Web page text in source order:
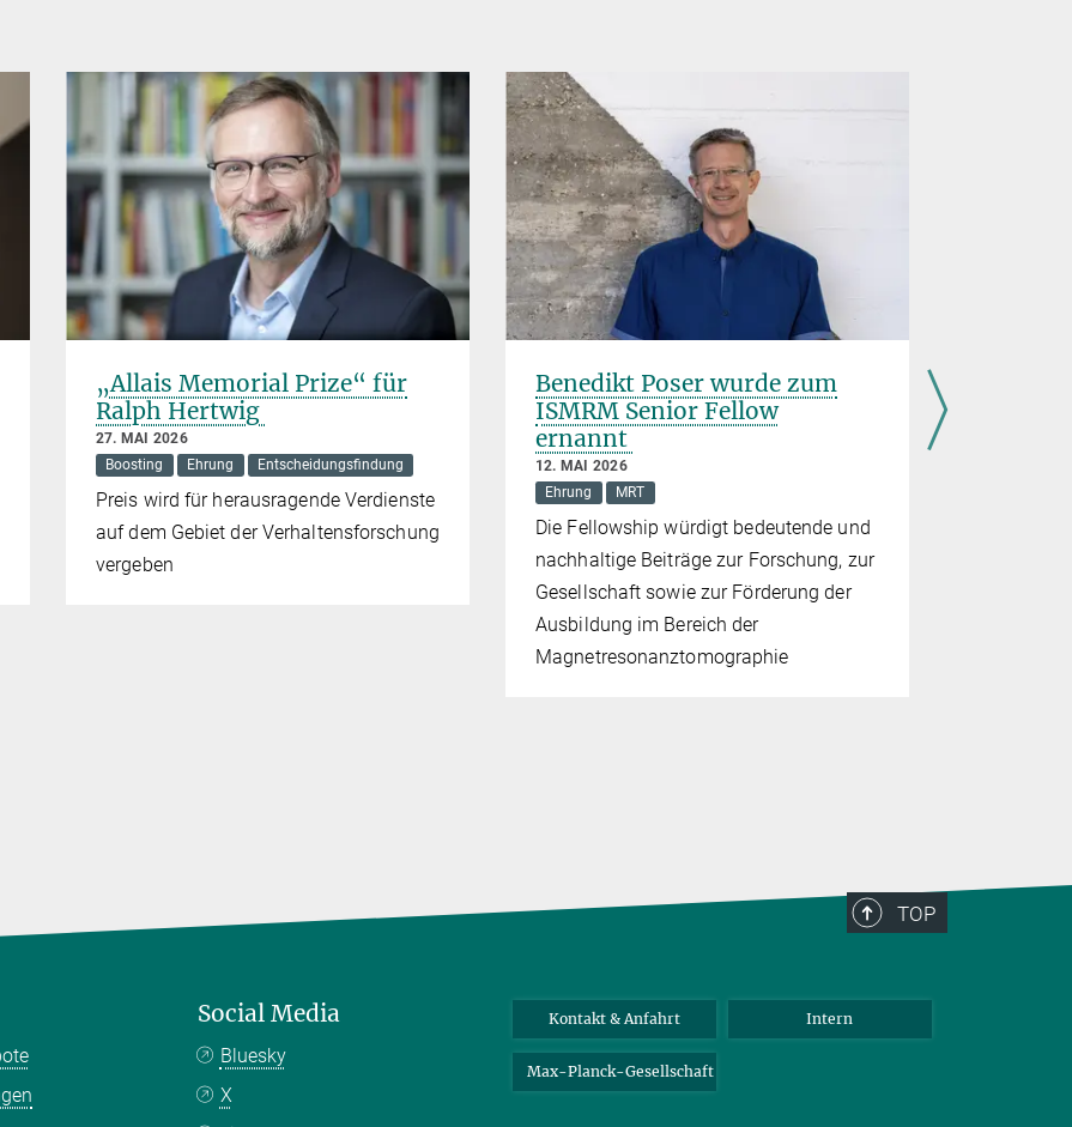
„Allais Memorial Prize“ für
Ralph Hertwig
27. MAI 2026
Boosting
Ehrung Entscheidungsfindung
Preis wird für herausragende Verdienste
auf dem Gebiet der Verhaltensforschung
vergeben
Benedikt Poser wurde zum
ISMRM Senior Fellow
ernannt
12. MAI 2026
Ehrung
MRT
Die Fellowship würdigt bedeutende und
nachhaltige Beiträge zur Forschung, zur
Gesellschaft sowie zur Förderung der
Ausbildung im Bereich der
Magnetresonanztomographie
TOP
Social Media
Bluesky
X
Kontakt & Anfahrt Intern
Max-Planck-Gesellschaft